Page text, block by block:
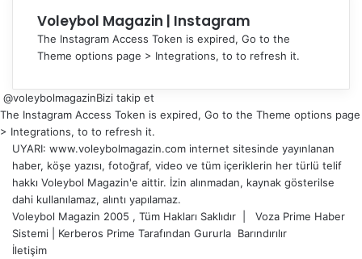
Voleybol Magazin | Instagram
The Instagram Access Token is expired, Go to the
Theme options page > Integrations, to to refresh it.
@voleybolmagazinBizi takip et
The Instagram Access Token is expired, Go to the Theme options page
> Integrations, to to refresh it.
UYARI: www.voleybolmagazin.com internet sitesinde yayınlanan
haber, köşe yazısı, fotoğraf, video ve tüm içeriklerin her türlü telif
hakkı Voleybol Magazin'e aittir. İzin alınmadan, kaynak gösterilse
dahi kullanılamaz, alıntı yapılamaz.
Voleybol Magazin 2005 , Tüm Hakları Saklıdır | Voza Prime Haber
Sistemi
Kerberos Prime Tarafından Gururla Barındırılır
İletişim